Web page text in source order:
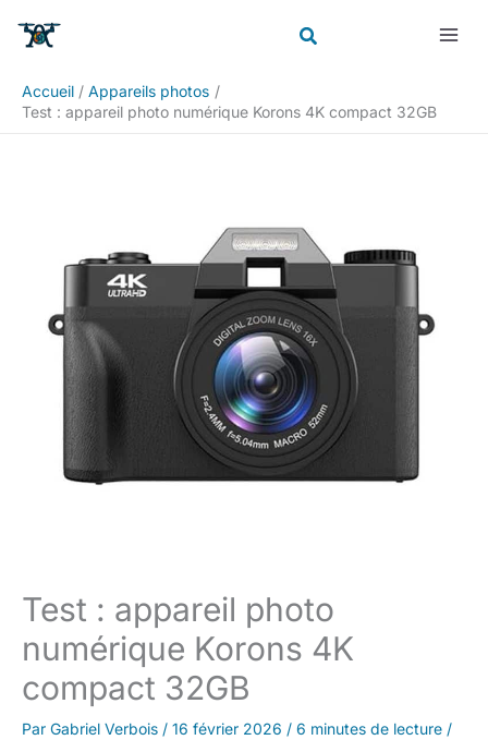
Accueil
Appareils photos
Test : appareil photo numérique Korons 4K compact 32GB
Test : appareil photo
numérique Korons 4K
compact 32GB
Par Gabriel Verbois / 16 février 2026 / 6 minutes de lecture /